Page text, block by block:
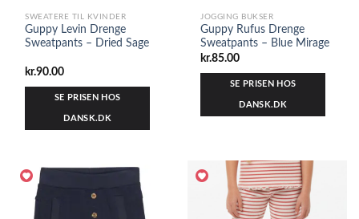
SWEATERE TIL KVINDER
Guppy Levin Drenge
Sweatpants – Dried Sage
kr.90.00
SE PRISEN HOS
DANSK.DK
JOGGING BUKSER
Guppy Rufus Drenge
Sweatpants – Blue Mirage
kr.85.00
SE PRISEN HOS
DANSK.DK